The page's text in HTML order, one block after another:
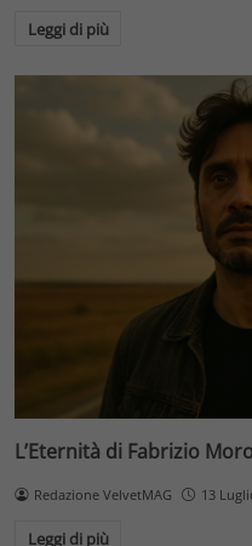
Leggi di più
L’Eternità di Fabrizio
Redazione VelvetMAG 13
Leggi di più